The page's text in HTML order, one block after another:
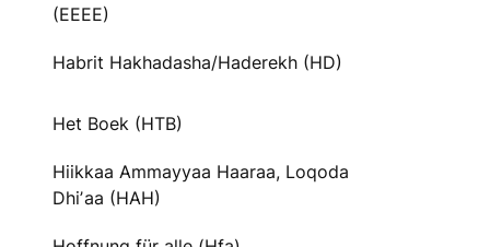
(EEEE)
Habrit Hakhadasha/Haderekh (HD)
Het Boek (HTB)
Hiikkaa Ammayyaa Haaraa, Loqoda
Dhiʼaa (HAH)